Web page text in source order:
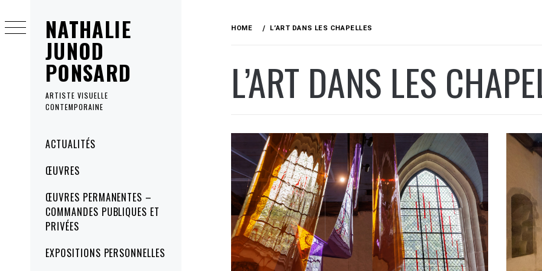
NATHALIE
JUNOD
PONSARD
ARTISTE VISUELLE
CONTEMPORAINE
MenuACTUALITÉS
ŒUVRES
ŒUVRES PERMANENTES –
COMMANDES PUBLIQUES ET
PRIVÉES
EXPOSITIONS PERSONNELLES
to
content
HOME L’ART DANS LES CHAPELLES
L’ART DANS LES